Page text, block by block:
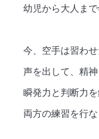
幼児から大人ま
今、空手は習わ
声を出して、精神
瞬発力と判断力を
両方の練習を行な